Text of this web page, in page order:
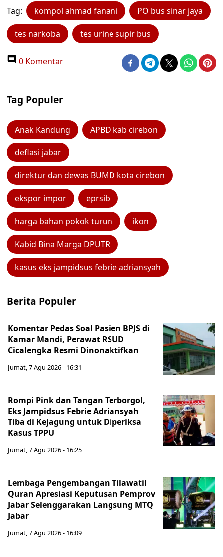
Tag: kompol ahmad fanani PO bus sinar jaya
tes narkoba tes urine supir bus
0 Komentar
Tag Populer
Anak Kandung APBD kab cirebon
deflasi jabar
direktur dan dewas BUMD kota cirebon
ekspor impor eprsib
harga bahan pokok turun ikon
Kabid Bina Marga DPUTR
kasus eks jampidsus febrie adriansyah
Berita Populer
Komentar Pedas Soal Pasien BPJS di
Kamar Mandi, Perawat RSUD
Cicalengka Resmi Dinonaktifkan
Jumat, 7 Agu 2026 - 16:31
Rompi Pink dan Tangan Terborgol,
Eks Jampidsus Febrie Adriansyah
Tiba di Kejagung untuk Diperiksa
Kasus TPPU
Jumat, 7 Agu 2026 - 16:25
Lembaga Pengembangan Tilawatil
Quran Apresiasi Keputusan Pemprov
Jabar Selenggarakan Langsung MTQ
Jabar
Jumat, 7 Agu 2026 - 16:09